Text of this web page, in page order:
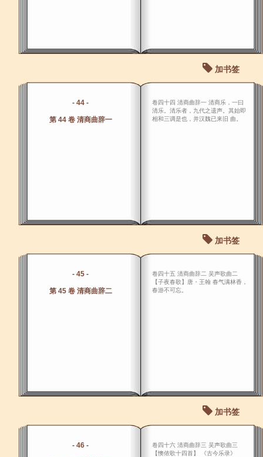
加书签
- 44 -
第 44 卷 清商曲辞一
卷四十四 清商曲辞一 清商乐，一曰
清乐。清乐者，九代之遗声。其始即
相和三调是也，并汉魏已来旧 曲。
加书签
- 45 -
第 45 卷 清商曲辞二
卷四十五 清商曲辞二 吴声歌曲二
【子夜春歌】唐・王翰 春气满林香，
春游不可忘。
加书签
- 46 -
卷四十六 清商曲辞三 吴声歌曲三
【懊侬歌十四首】 《古今乐录》